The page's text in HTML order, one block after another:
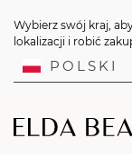
Wybierz swój kraj,
lokalizacji i robić
POLSKI